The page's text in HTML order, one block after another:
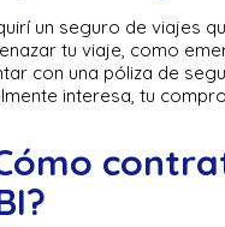
un seguro de viajes
tu viaje, como
con una póliza de
interesa, tu